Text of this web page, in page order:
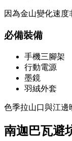
因為金山變化速度
必備裝備
手機三腳架
行動電源
墨鏡
羽絨外套
色季拉山口與江邊
南迦巴瓦避